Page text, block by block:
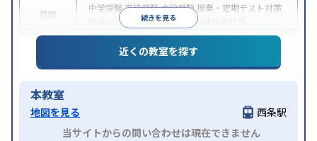
続きを見る
目的
中学受験高校受験大学受験 授業・定期テスト対策
内申点対策
学習習慣の定着 各種検定対策
近くの教室を探す
本教室
地図を見る
西条駅
当サイトからの問い合わせは現在できません